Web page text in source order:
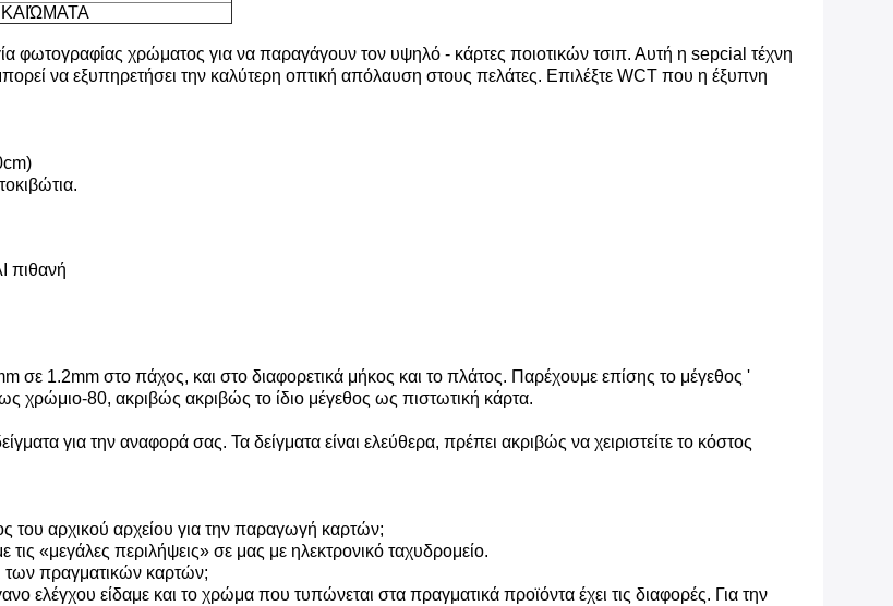
φωτογραφίας χρώματος για να παραγάγουν τον υψηλό - κάρτες ποιοτικών τσιπ. Αυτή η sepcial τέχνη
να εξυπηρετήσει την καλύτερη οπτική απόλαυση στους πελάτες. Επιλέξτε WCT που η έξυπνη
πιθανή
1.2mm στο πάχος, και στο διαφορετικά μήκος και το πλάτος. Παρέχουμε επίσης το μέγεθος '
80, ακριβώς ακριβώς το ίδιο μέγεθος ως πιστωτική κάρτα.
για την αναφορά σας. Τα δείγματα είναι ελεύθερα, πρέπει ακριβώς να χειριστείτε το κόστος
του αρχικού αρχείου για την παραγωγή καρτών;
«μεγάλες περιλήψεις» σε μας με ηλεκτρονικό ταχυδρομείο.
των πραγματικών καρτών;
ελέγχου είδαμε και το χρώμα που τυπώνεται στα πραγματικά προϊόντα έχει τις διαφορές. Για την